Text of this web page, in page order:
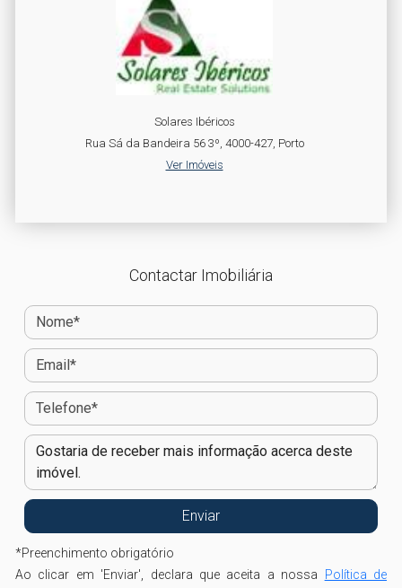
Solares Ibéricos
Rua Sá da Bandeira 56 3º, 4000-427, Porto
Ver Imóveis
Contactar Imobiliária
*Preenchimento obrigatório
Ao clicar em 'Enviar', declara que aceita a nossa Política de